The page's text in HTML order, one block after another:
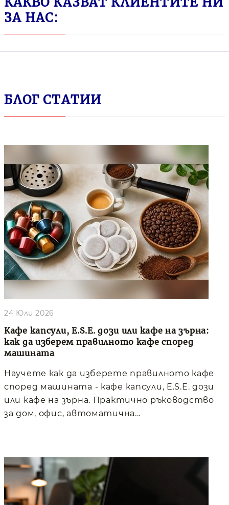
ЗА НАС:
БЛОГ СТАТИИ
Кафе капсули, E.S.E. дози или кафе на зърна:
как да изберем правилното кафе според
машината
24 Юли 2026
Научете как да изберете правилното кафе
според машината - кафе капсули, E.S.E. дози
или кафе на зърна. Практично ръководство
за дом, офис, автоматична...